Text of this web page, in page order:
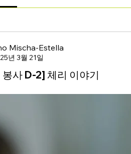
Mischa-Estella
년 3월 21일
봉사 D-2] 체리 이야기